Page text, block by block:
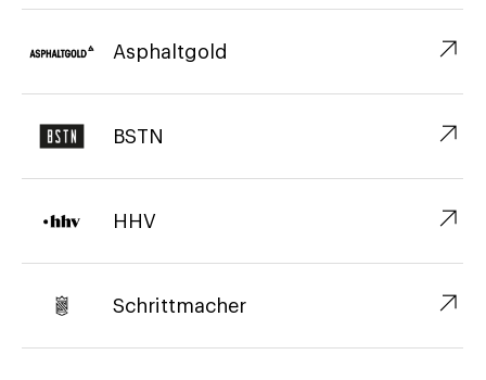
Asphaltgold ↗︎
BSTN ↗︎
HHV ↗︎
Schrittmacher ↗︎